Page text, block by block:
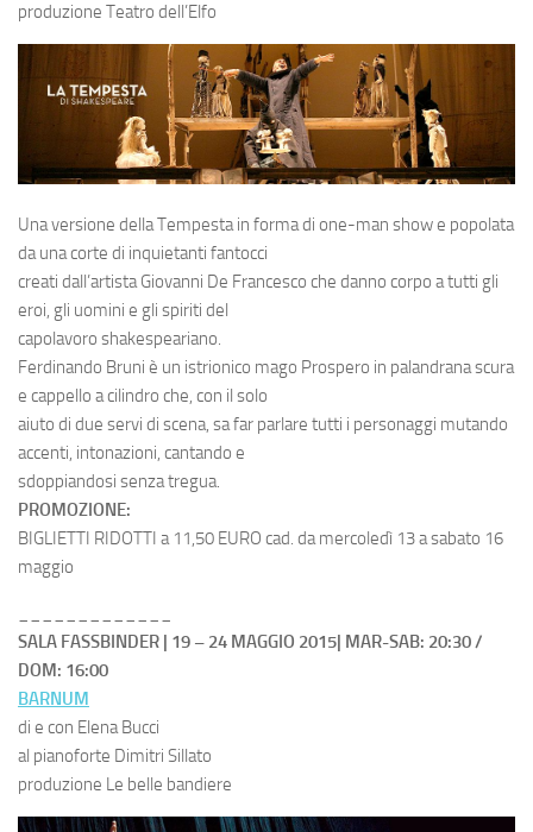
produzione Teatro dell’Elfo
Una versione della Tempesta in forma di one-man show e popolata
da una corte di inquietanti fantocci
creati dall’artista Giovanni De Francesco che danno corpo a tutti gli
eroi, gli uomini e gli spiriti del
capolavoro shakespeariano.
Ferdinando Bruni è un istrionico mago Prospero in palandrana scura
e cappello a cilindro che, con il solo
aiuto di due servi di scena, sa far parlare tutti i personaggi mutando
accenti, intonazioni, cantando e
sdoppiandosi senza tregua.
PROMOZIONE:
BIGLIETTI RIDOTTI a 11,50 EURO cad. da mercoledì 13 a sabato 16
maggio
SALA FASSBINDER | 19 – 24 MAGGIO 2015| MAR-SAB: 20:30 /
DOM: 16:00
BARNUM
di e con Elena Bucci
al pianoforte Dimitri Sillato
produzione Le belle bandiere